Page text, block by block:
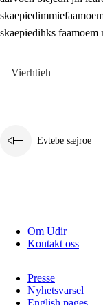
skaepiedihks
Vierhtieh
Evtebe sæjroe
Om Udir
Kontakt oss
Presse
Nyhetsvarsel